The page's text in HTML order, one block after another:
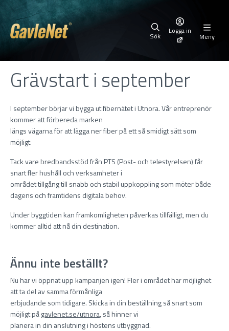
Sök
Logga in
Meny
Grävstart i september
I september börjar vi bygga ut fibernätet i Utnora. Vår entreprenör
kommer att förbereda marken
längs vägarna för att lägga ner fiber på ett så smidigt sätt som
möjligt.
Tack vare bredbandsstöd från PTS (Post- och telestyrelsen) får
snart fler hushåll och verksamheter i
området tillgång till snabb och stabil uppkoppling som möter både
dagens och framtidens digitala behov.
Under byggtiden kan framkomligheten påverkas tillfälligt, men du
kommer alltid att nå din destination.
Ännu inte beställt?
Nu har vi öppnat upp kampanjen igen! Fler i området har möjlighet
att ta del av samma förmånliga
erbjudande som tidigare. Skicka in din beställning så snart som
möjligt pågavlenet.se/utnora, så hinner vi
planera in din anslutning i höstens utbyggnad.